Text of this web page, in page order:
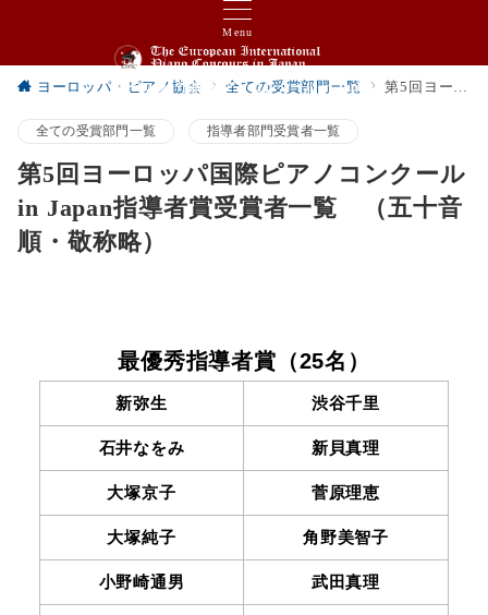
Menu
ヨーロッパ国際ピアノコンクール in Japan
ヨーロッパ・ピアノ協会 全ての受賞部門一覧 第5回ヨーロッパ国際ピアノコンクールin Japan指導者賞受賞者一覧 （五十音順・敬称略）
全ての受賞部門一覧 指導者部門受賞者一覧
第5回ヨーロッパ国際ピアノコンクール
in Japan指導者賞受賞者一覧 （五十音
順・敬称略）
最優秀指導者賞（25名）
新弥生 渋谷千里
石井なをみ 新貝真理
大塚京子 菅原理恵
大塚純子 角野美智子
小野崎通男 武田真理